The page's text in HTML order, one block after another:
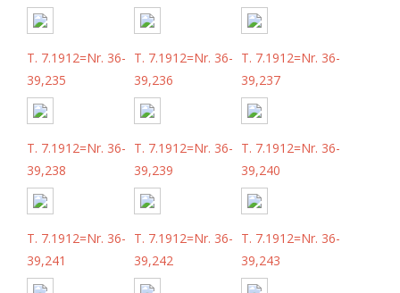
T. 7.1912=Nr. 36-
39,235
T. 7.1912=Nr. 36-
39,236
T. 7.1912=Nr. 36-
39,237
T. 7.1912=Nr. 36-
39,238
T. 7.1912=Nr. 36-
39,239
T. 7.1912=Nr. 36-
39,240
T. 7.1912=Nr. 36-
39,241
T. 7.1912=Nr. 36-
39,242
T. 7.1912=Nr. 36-
39,243